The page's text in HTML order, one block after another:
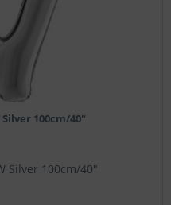
100cm/40"
Silver 100cm/40"